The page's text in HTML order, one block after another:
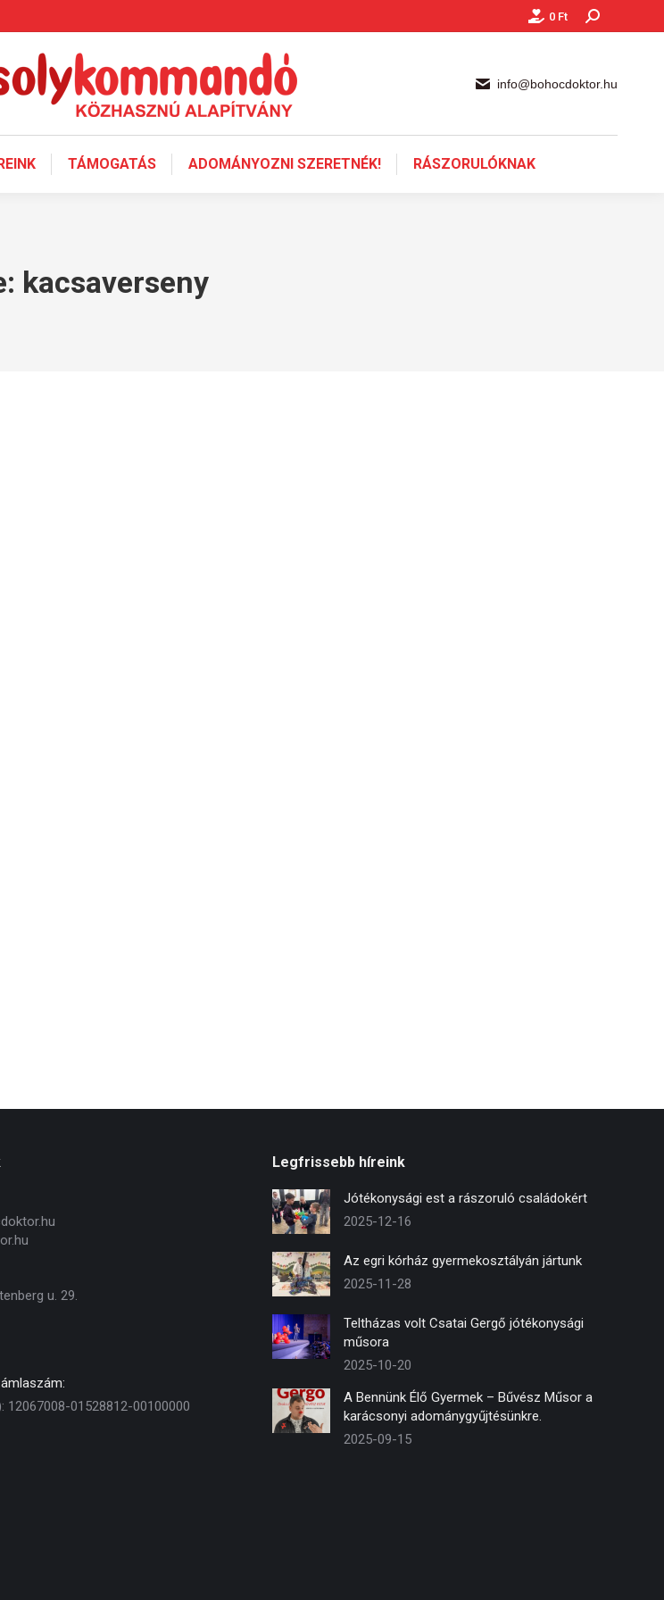
0 Ft Keresés:
info@bohocdoktor.hu
TÁMOGATÁS ADOMÁNYOZNI SZERETNÉK! RÁSZORULÓKNAK
kacsaverseny
u. 29.
12067008-01528812-00100000
Legfrissebb híreink
Jótékonysági est a rászoruló családokért
2025-12-16
Az egri kórház gyermekosztályán jártunk
2025-11-28
Teltházas volt Csatai Gergő jótékonysági
műsora
2025-10-20
A Bennünk Élő Gyermek – Bűvész Műsor a
karácsonyi adománygyűjtésünkre.
2025-09-15